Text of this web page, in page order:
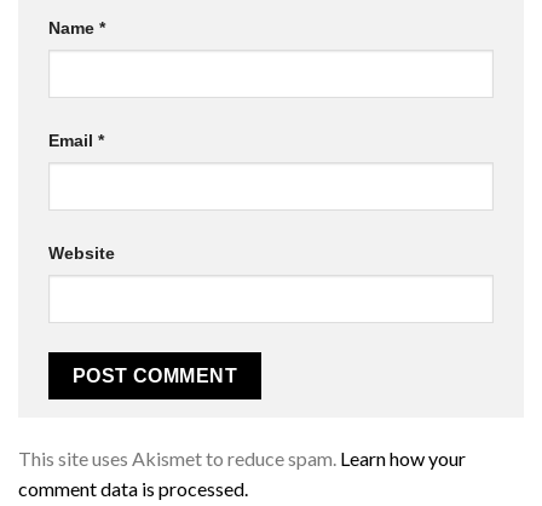
Name *
Email *
Website
This site uses Akismet to reduce spam. Learn how your
comment data is processed.